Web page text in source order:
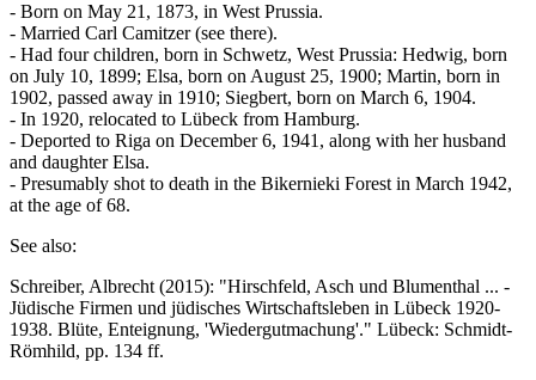
- Born on May 21, 1873, in West Prussia.
- Married Carl Camitzer (see there).
- Had four children, born in Schwetz, West Prussia: Hedwig, born
on July 10, 1899; Elsa, born on August 25, 1900; Martin, born in
1902, passed away in 1910; Siegbert, born on March 6, 1904.
- In 1920, relocated to Lübeck from Hamburg.
- Deported to Riga on December 6, 1941, along with her husband
and daughter Elsa.
- Presumably shot to death in the Bikernieki Forest in March 1942,
at the age of 68.
See also:
Schreiber, Albrecht (2015): "Hirschfeld, Asch und Blumenthal ... -
Jüdische Firmen und jüdisches Wirtschaftsleben in Lübeck 1920-
1938. Blüte, Enteignung, 'Wiedergutmachung'." Lübeck: Schmidt-
Römhild, pp. 134 ff.